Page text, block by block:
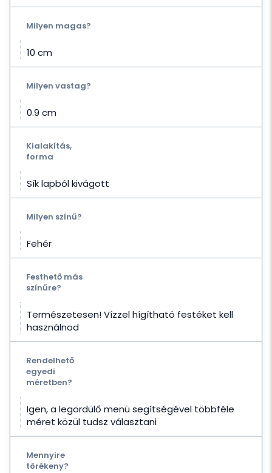
Milyen magas?
10 cm
Milyen vastag?
0.9 cm
Kialakítás,
forma
Sík lapból kivágott
Milyen színű?
Fehér
Festhető más
színűre?
Természetesen! Vízzel hígítható festéket kell
használnod
Rendelhető
egyedi
méretben?
Igen, a legördülő menü segítségével többféle
méret közül tudsz választani
Mennyire
törékeny?